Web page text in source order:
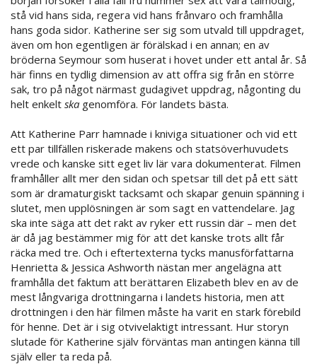
stå vid hans sida, regera vid hans frånvaro och framhålla
hans goda sidor. Katherine ser sig som utvald till uppdraget,
även om hon egentligen är förälskad i en annan; en av
bröderna Seymour som huserat i hovet under ett antal år. Så
här finns en tydlig dimension av att offra sig från en större
sak, tro på något närmast gudagivet uppdrag, någonting du
helt enkelt ska genomföra. För landets bästa.
Att Katherine Parr hamnade i kniviga situationer och vid ett
ett par tillfällen riskerade makens och statsöverhuvudets
vrede och kanske sitt eget liv lär vara dokumenterat. Filmen
framhåller allt mer den sidan och spetsar till det på ett sätt
som är dramaturgiskt tacksamt och skapar genuin spänning i
slutet, men upplösningen är som sagt en vattendelare. Jag
ska inte säga att det rakt av ryker ett russin där – men det
är då jag bestämmer mig för att det kanske trots allt får
räcka med tre. Och i eftertexterna tycks manusförfattarna
Henrietta & Jessica Ashworth nästan mer angelägna att
framhålla det faktum att berättaren Elizabeth blev en av de
mest långvariga drottningarna i landets historia, men att
drottningen i den här filmen måste ha varit en stark förebild
för henne. Det är i sig otvivelaktigt intressant. Hur storyn
slutade för Katherine själv förväntas man antingen känna till
själv eller ta reda på.